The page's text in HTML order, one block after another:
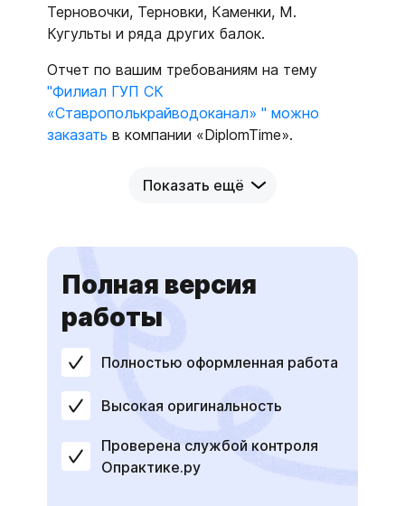
Терновочки, Терновки, Каменки, М.
Кугульты и ряда других балок.
Отчет по вашим требованиям на тему
"Филиал ГУП СК
«Ставрополькрайводоканал» " можно
заказать в компании «DiplomTime».
Показать ещё
Полная версия
работы
Полностью оформленная работа
Высокая оригинальность
Проверена службой контроля
Опрактике.ру